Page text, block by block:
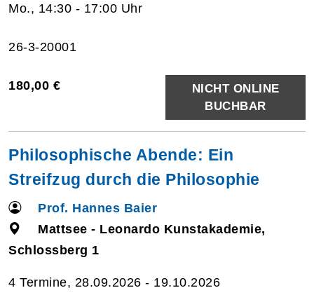
Mo., 14:30 - 17:00 Uhr
26-3-20001
180,00 €
NICHT ONLINE
BUCHBAR
Philosophische Abende: Ein
Streifzug durch die Philosophie
Prof. Hannes Baier
Mattsee - Leonardo Kunstakademie,
Schlossberg 1
4 Termine, 28.09.2026 - 19.10.2026